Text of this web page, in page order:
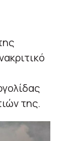
της.